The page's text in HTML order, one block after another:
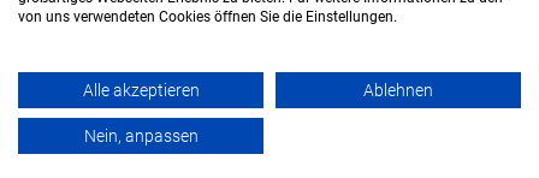
Vinopolis GmbH & Co. KG. © Alle Rechte vorbehalten. - ÖKO zertifiziert
von uns verwendeten Cookies öffnen Sie die Einstellungen.
Alle akzeptieren Ablehnen
Nein, anpassen